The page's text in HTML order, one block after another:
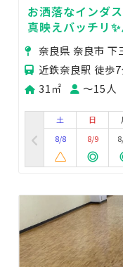
お洒落なインダ
真映えバッチリ
駅から徒歩4分✨
奈良県 奈良市 下
近鉄奈良駅 徒歩
31㎡
〜15人
土
8/8
日
8/9